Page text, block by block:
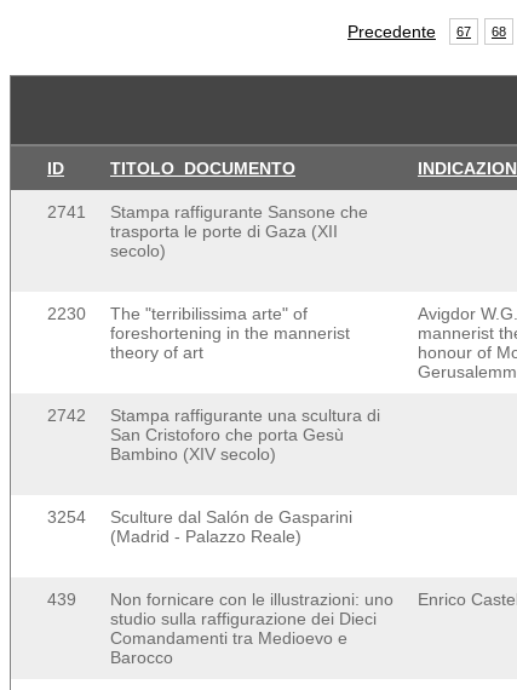
Precedente 67 68
ID TITOLO_DOCUMENTO
2741
Stampa raffigurante Sansone che
trasporta le porte di Gaza (XII
secolo)
2230
The "terribilissima arte" of
foreshortening in the mannerist
theory of art
Avigdor
mannerist
honour of
2742
Stampa raffigurante una scultura di
San Cristoforo che porta Gesù
Bambino (XIV secolo)
3254
Sculture dal Salón de Gasparini
(Madrid - Palazzo Reale)
439
Non fornicare con le illustrazioni: uno
studio sulla raffigurazione dei Dieci
Comandamenti tra Medioevo e
Barocco
Enrico